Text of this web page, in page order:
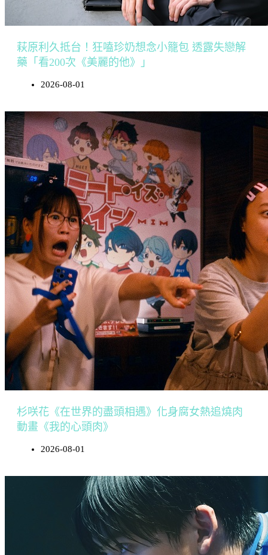
萩原利久抵台！狂嗑珍奶想念小籠包 透露失戀解
藥「看200次《美麗的他》」
2026-08-01
杉咲花《在世界的盡頭相遇》化身腐女熱追燒肉
動畫《我的心頭肉》
2026-08-01